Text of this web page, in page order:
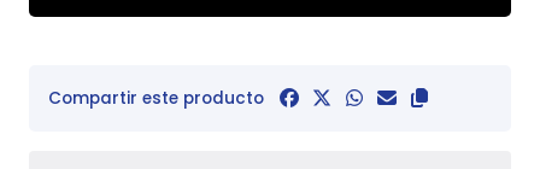
Compartir este producto